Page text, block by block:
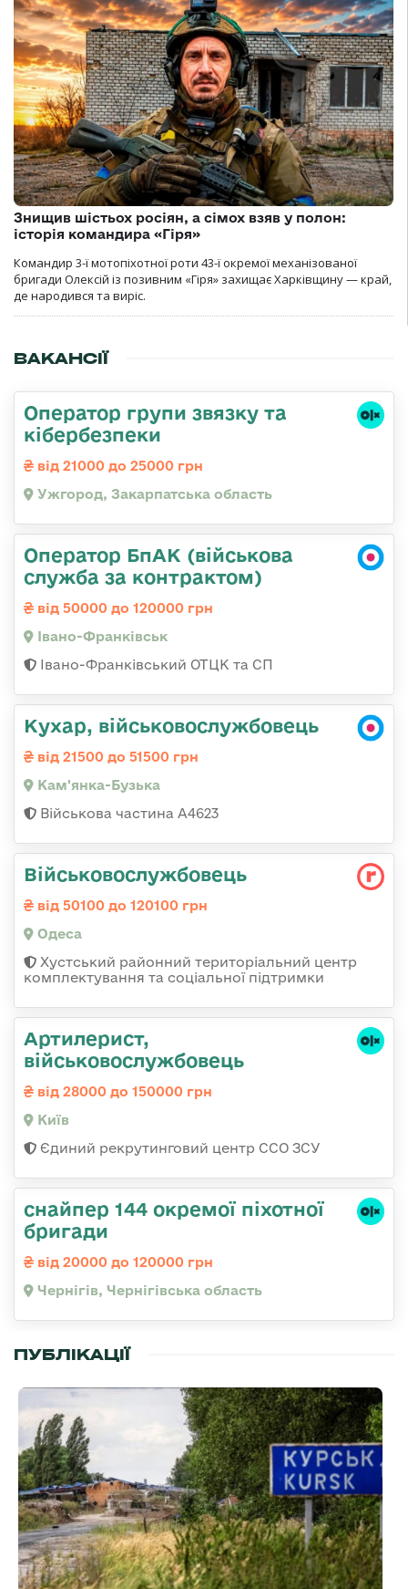
Знищив шістьох росіян, а сімох взяв у полон:
історія командира «Гіря»
Командир 3-ї мотопіхотної роти 43-ї окремої механізованої
бригади Олексій із позивним «Гіря» захищає Харківщину — край,
де народився та виріс.
ВАКАНСІЇ
Оператор групи звязку та
кібербезпеки
від 21000 до 25000 грн
Ужгород, Закарпатська область
Оператор БпАК (військова
служба за контрактом)
від 50000 до 120000 грн
Івано-Франківськ
Івано-Франківський ОТЦК та СП
Кухар, військовослужбовець
від 21500 до 51500 грн
Кам'янка-Бузька
Військова частина А4623
Військовослужбовець
від 50100 до 120100 грн
Одеса
Хустський районний територіальний центр
комплектування та соціальної підтримки
Артилерист,
військовослужбовець
від 28000 до 150000 грн
Київ
Єдиний рекрутинговий центр ССО ЗСУ
снайпер 144 окремої піхотної
бригади
від 20000 до 120000 грн
Чернігів, Чернігівська область
ПУБЛІКАЦІЇ